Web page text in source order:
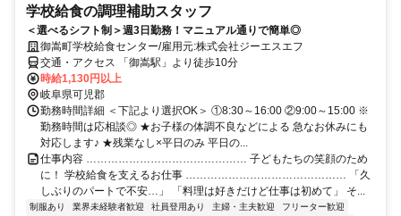
学校給食の調理補助スタッフ
＜選べるシフト制＞週3日勤務！マニュアル通りで簡単◎
御嵩町学校給食センター/雇用元:株式会社ジーエスエフ
交通・アクセス 「御嵩駅」より徒歩10分
時給1,130円以上
岐阜県可児郡
勤務時間詳細 ＜下記より選択OK＞ ①8:30～16:00 ②9:00～15:00 ※
勤務時間は応相談◎ ★お子様の体調不良などによる 急なお休みにも
対応します♪ ★残業なし×平日のみ 平日の...
仕事内容 ……………………………………… 子どもたちの笑顔のため
に！ 学校給食を支えるお仕事 ……………………………………… 「久
しぶりのパートで不安…」 「料理は好きだけど仕事は初めて」 そ...
制服あり 業界未経験者歓迎 社員登用あり 主婦・主夫歓迎
フリーター歓迎